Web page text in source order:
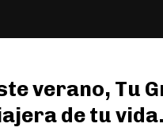
verano, Tu
de tu vida.